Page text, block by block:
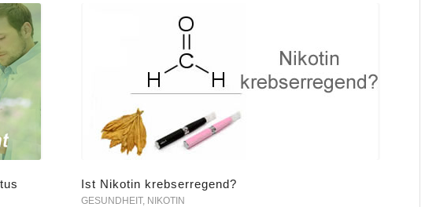
Ist Nikotin krebserregend?
GESUNDHEIT, NIKOTIN